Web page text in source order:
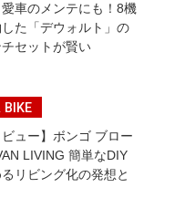
愛車のメンテにも！8機
た「デウォルト」の
セットが賢い
BIKE
ビュー】ボンゴ ブロー
LIVING 簡単なDIY
リビング化の発想と